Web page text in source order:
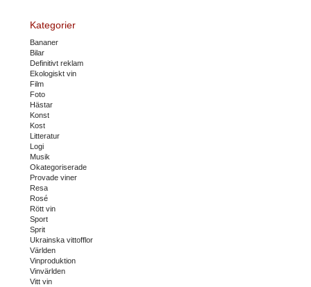
Kategorier
Bananer
Bilar
Definitivt reklam
Ekologiskt vin
Film
Foto
Hästar
Konst
Kost
Litteratur
Logi
Musik
Okategoriserade
Provade viner
Resa
Rosé
Rött vin
Sport
Sprit
Ukrainska vittofflor
Världen
Vinproduktion
Vinvärlden
Vitt vin